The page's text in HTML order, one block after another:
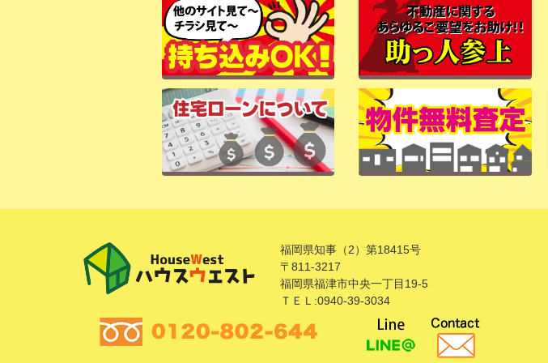
福岡県知事（2）第18415号
〒811-3217
福岡県福津市中央一丁目19-5
ＴＥＬ:0940-39-3034